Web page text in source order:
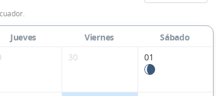
Jueves Viernes
Sábado
30 01